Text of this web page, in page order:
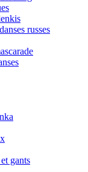
russes
gants